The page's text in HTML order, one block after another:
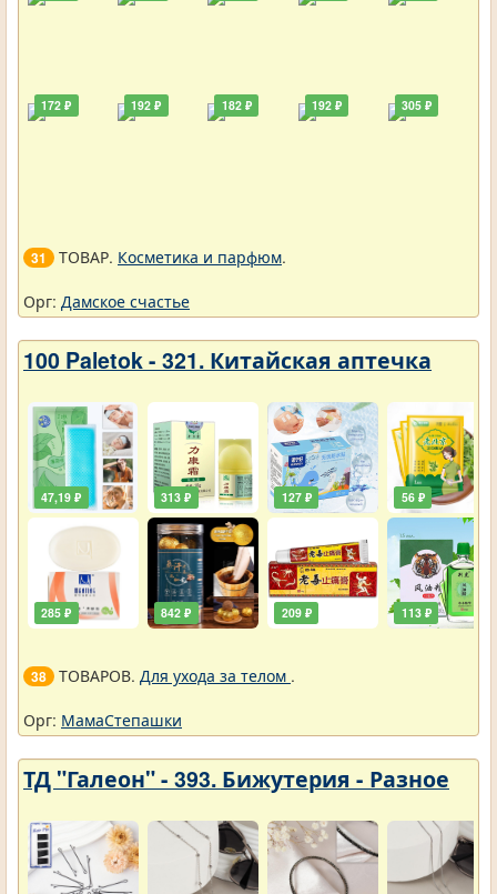
172 ₽ 192 ₽ 182 ₽ 192 ₽ 305 ₽
31 ТОВАР. Косметика и парфюм.
Орг: Дамское счастье
100 Paletok - 321. Китайская аптечка
47,19 ₽
285 ₽
313 ₽
842 ₽
127 ₽
209 ₽
56 ₽
113 ₽
38 ТОВАРОВ. Для ухода за телом .
Орг: МамаСтепашки
ТД "Галеон" - 393. Бижутерия - Разное